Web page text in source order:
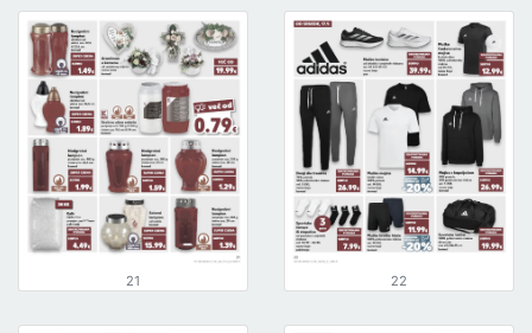
21 22